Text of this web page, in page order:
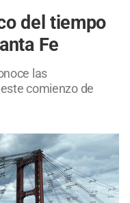
del tiempo
Fe
las
comienzo de